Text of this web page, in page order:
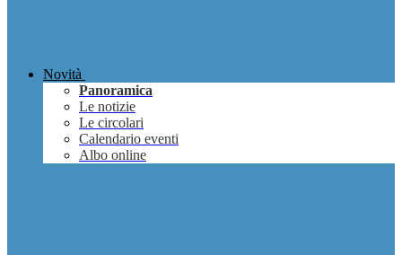
Novità
Panoramica
Le notizie
Le circolari
Calendario eventi
Albo online